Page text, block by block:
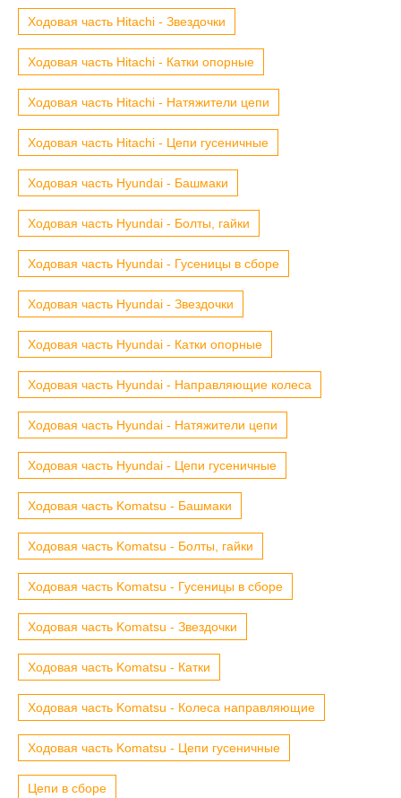
Ходовая часть Hitachi - Звездочки
Ходовая часть Hitachi - Катки опорные
Ходовая часть Hitachi - Натяжители цепи
Ходовая часть Hitachi - Цепи гусеничные
Ходовая часть Hyundai - Башмаки
Ходовая часть Hyundai - Болты, гайки
Ходовая часть Hyundai - Гусеницы в сборе
Ходовая часть Hyundai - Звездочки
Ходовая часть Hyundai - Катки опорные
Ходовая часть Hyundai - Направляющие колеса
Ходовая часть Hyundai - Натяжители цепи
Ходовая часть Hyundai - Цепи гусеничные
Ходовая часть Komatsu - Башмаки
Ходовая часть Komatsu - Болты, гайки
Ходовая часть Komatsu - Гусеницы в сборе
Ходовая часть Komatsu - Звездочки
Ходовая часть Komatsu - Катки
Ходовая часть Komatsu - Колеса направляющие
Ходовая часть Komatsu - Цепи гусеничные
Цепи в сборе